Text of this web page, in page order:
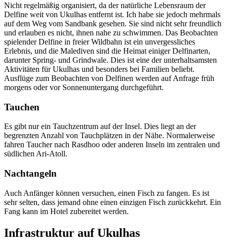
Nicht regelmäßig organisiert, da der natürliche Lebensraum der
Delfine weit von Ukulhas entfernt ist. Ich habe sie jedoch mehrmals
auf dem Weg vom Sandbank gesehen. Sie sind nicht sehr freundlich
und erlauben es nicht, ihnen nahe zu schwimmen. Das Beobachten
spielender Delfine in freier Wildbahn ist ein unvergessliches
Erlebnis, und die Malediven sind die Heimat einiger Delfinarten,
darunter Spring- und Grindwale. Dies ist eine der unterhaltsamsten
Aktivitäten für Ukulhas und besonders bei Familien beliebt.
Ausflüge zum Beobachten von Delfinen werden auf Anfrage früh
morgens oder vor Sonnenuntergang durchgeführt.
Tauchen
Es gibt nur ein Tauchzentrum auf der Insel. Dies liegt an der
begrenzten Anzahl von Tauchplätzen in der Nähe. Normalerweise
fahren Taucher nach Rasdhoo oder anderen Inseln im zentralen und
südlichen Ari-Atoll.
Nachtangeln
Auch Anfänger können versuchen, einen Fisch zu fangen. Es ist
sehr selten, dass jemand ohne einen einzigen Fisch zurückkehrt. Ein
Fang kann im Hotel zubereitet werden.
Infrastruktur auf Ukulhas